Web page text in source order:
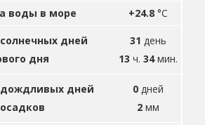
воды в море +24.8 °C
дней
дня
31 день
13 ч. 34мин.
дождливых дней
0 дней
2 мм